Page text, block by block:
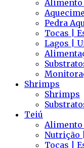
Alimento
Pedra
Tocas |
Lagos |
Shrimps
Shrimps
Teiú
Alimento
Nutrição
Tocas |